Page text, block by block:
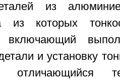
из
из которых
включающий
и установку
отличающийся